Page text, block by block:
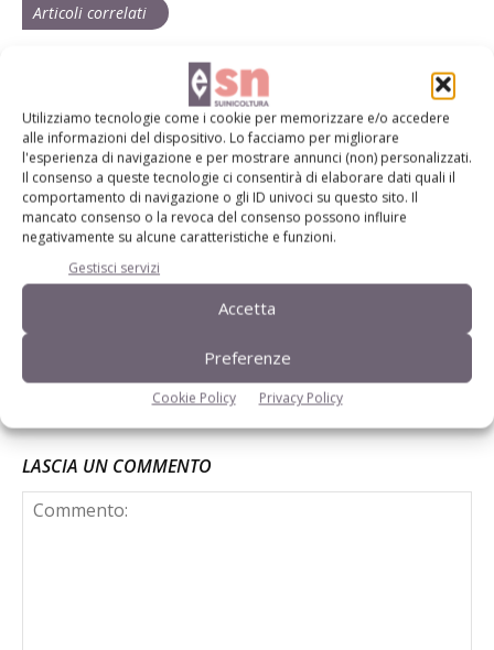
Utilizziamo tecnologie come i cookie per memorizzare e/o accedere
alle informazioni del dispositivo. Lo facciamo per migliorare
l'esperienza di navigazione e per mostrare annunci (non) personalizzati.
Il consenso a queste tecnologie ci consentirà di elaborare dati quali il
comportamento di navigazione o gli ID univoci su questo sito. Il
mancato consenso o la revoca del consenso possono influire
negativamente su alcune caratteristiche e funzioni.
Gestisci servizi
Accetta
Preferenze
Cookie Policy Privacy Policy
Articoli correlati
Ridurre gli schiacciati con la computer
Rilevare i morsicatori monitorando i
versi
Cynomys: sostenibilità e benessere
LASCIA UN COMMENTO